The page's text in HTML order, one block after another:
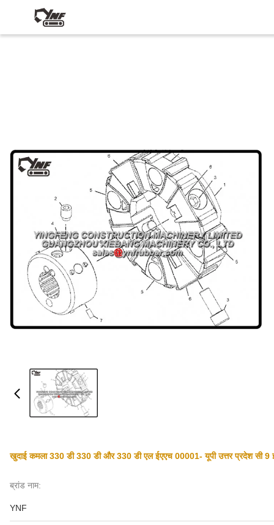
खुदाई कमला 330 डी 330 डी और 330 डी एल ईएएच 00001- यूपी उत्तर प्रदेश सी 9
ब्रांड नाम:
YNF